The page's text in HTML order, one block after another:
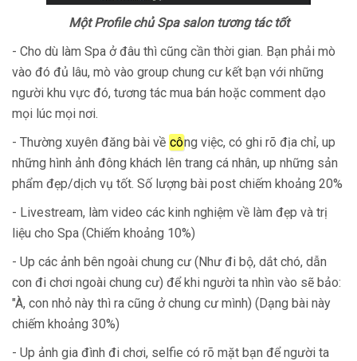
Một Profile chủ Spa salon tương tác tốt
- Cho dù làm Spa ở đâu thì cũng cần thời gian. Bạn phải mò
vào đó đủ lâu, mò vào group chung cư kết bạn với những
người khu vực đó, tương tác mua bán hoặc comment dạo
mọi lúc mọi nơi.
- Thường xuyên đăng bài về công việc, có ghi rõ địa chỉ, up
những hình ảnh đông khách lên trang cá nhân, up những sản
phẩm đẹp/dịch vụ tốt. Số lượng bài post chiếm khoảng 20%
- Livestream, làm video các kinh nghiệm về làm đẹp và trị
liệu cho Spa (Chiếm khoảng 10%)
- Up các ảnh bên ngoài chung cư (Như đi bộ, dắt chó, dẫn
con đi chơi ngoài chung cư) để khi người ta nhìn vào sẽ bảo:
"À, con nhỏ này thì ra cũng ở chung cư mình) (Dạng bài này
chiếm khoảng 30%)
- Up ảnh gia đình đi chơi, selfie có rõ mặt bạn để người ta